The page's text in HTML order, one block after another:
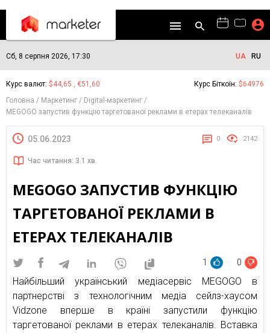
Сб, 8 серпня 2026, 17:30 UA RU
Курс валют: $44,65 , €51,60 Курс Біткоїн: $64976
Головна
Маркетинг
Digital-маркетинг
MEGOGO запустив функцію таргетованої реклами в етерах телеканалів
05.06.2023 0 2142
Час читання: 3.1 хв.
MEGOGO ЗАПУСТИВ ФУНКЦІЮ
ТАРГЕТОВАНОЇ РЕКЛАМИ В
ЕТЕРАХ ТЕЛЕКАНАЛІВ
1 0
Найбільший український медіасервіс MEGOGO в
партнерстві з технологічним медіа сейлз-хаусом
Vidzone вперше в країні запустили функцію
таргетованої реклами в етерах телеканалів. Вставка